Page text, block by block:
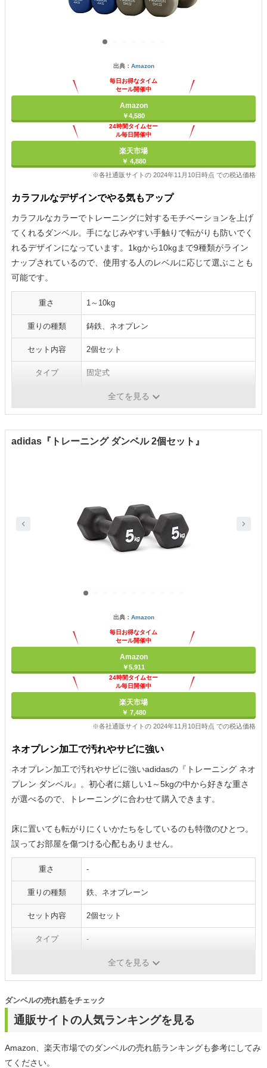
出典： Amazon
毎日お得なタイム
セール開催中
Amazon
￥4,580
24時間タイムセー
ル毎日開催中
楽天市場
￥ 4,880
※各社通販サイトの 2024年11月10日時点 での税込価格
カラフルなデザインでやる気もアップ
カラフルなカラーでトレーニングに対するモチベーションを上げ
てくれるダンベル。手になじみやすい手触りで転がりも防いでく
れるデザインになっています。1kgから10kgまで9種類がライン
ナップされているので、使用する人のレベルに応じて選ぶことも
可能です。
重さ 1～10kg
重りの種類 鋳鉄、ネオプレン
セット内容 2個セット
タイプ 固定式
全てを見る
adidas『トレーニング ダンベル 2個セット』
出典： Amazon
毎日お得なタイム
セール開催中
Amazon
￥5,911
24時間タイムセー
ル毎日開催中
楽天市場
￥ 7,480
※各社通販サイトの 2024年11月10日時点 での税込価格
ネオプレン加工で汚れやサビに強い
ネオプレン加工で汚れやサビに強いadidasの『トレーニング ネオ
プレン ダンベル』。初心者に嬉しい1～5kgの中から好きな重さ
が選べるので、トレーニングに合わせて購入できます。
床に置いても転がりにくいかたちをしているのも特徴のひとつ。
誤ってお部屋を傷つける心配もありません。
重さ -
重りの種類 鉄、ネオプレーン
セット内容 2個セット
タイプ -
全てを見る
通販サイトの人気ランキングを見る
ダンベルの売れ筋をチェック
Amazon、楽天市場でのダンベルの売れ筋ランキングも参考にしてみ
てください。